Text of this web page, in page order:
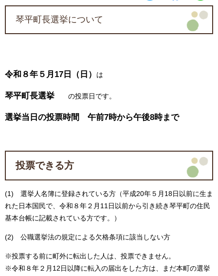
琴平町長選挙について
令和８年５月17日（日） は
琴平町長選挙 の投票日です。
選挙当日の投票時間 午前7時から午後8時まで
投票できる方
(1) 選挙人名簿に登録されている方（平成20年５月18日以前に生ま
れた日本国民で、令和８年２月11日以前から引き続き琴平町の住民
基本台帳に記載されている方です。）
(2) 公職選挙法の規定による欠格条項に該当しない方
※投票する前に町外に転出した人は、投票できません。
※令和８年２月12日以降に転入の届出をした方は、まだ本町の選挙